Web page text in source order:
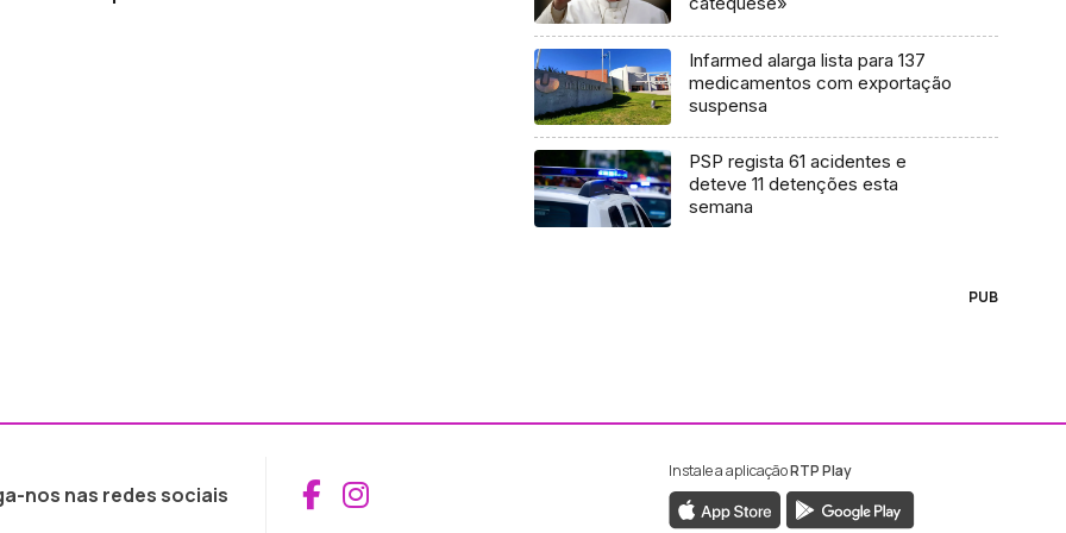
Infarmed alarga lista para 137
medicamentos com exportação
suspensa
PSP regista 61 acidentes e
deteve 11 detenções esta
semana
PUB
nos nas redes sociais Aceder ao Facebook da RTP Madeira
Aceder ao Instagram da RTP Madeira
Instale a aplicaçãoRTP Play